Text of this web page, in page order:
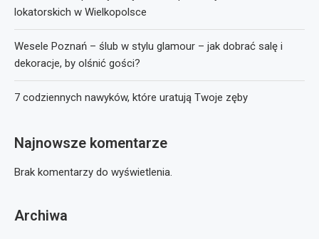
lokatorskich w Wielkopolsce
Wesele Poznań – ślub w stylu glamour – jak dobrać salę i
dekoracje, by olśnić gości?
7 codziennych nawyków, które uratują Twoje zęby
Najnowsze komentarze
Brak komentarzy do wyświetlenia.
Archiwa